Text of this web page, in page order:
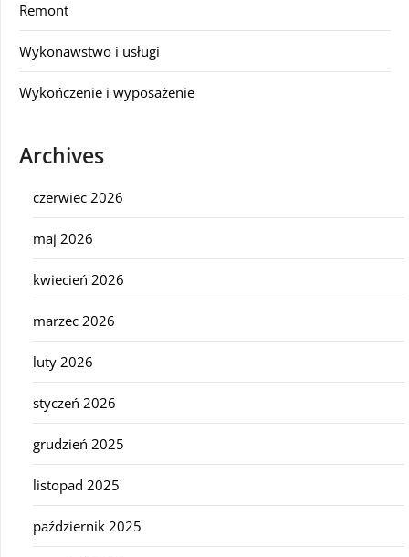
Remont
Wykonawstwo i usługi
Wykończenie i wyposażenie
Archives
czerwiec 2026
maj 2026
kwiecień 2026
marzec 2026
luty 2026
styczeń 2026
grudzień 2025
listopad 2025
październik 2025